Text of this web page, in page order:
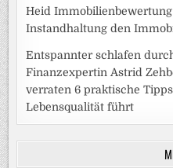
Heid
Instandhaltung den
Entspannter schlafen
Finanzexpertin Astrid
verraten 6 praktische
Lebensqualität führt